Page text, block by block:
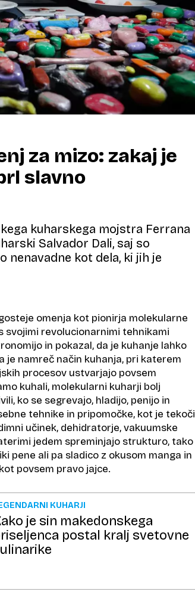
za mizo: zakaj je
slavno
kuharskega mojstra Ferrana
Salvador Dali, saj so
nenavadne kot dela, ki jih je
omenja kot pionirja molekularne
svojimi revolucionarnimi tehnikami
in pokazal, da je kuhanje lahko
je namreč način kuhanja, pri katerem
procesov ustvarjajo povsem
kuhali, molekularni kuharji bolj
ko se segrevajo, hladijo, penijo in
tehnike in pripomočke, kot je tekoči
učinek, dehidratorje, vakuumske
jedem spreminjajo strukturo, tako
pene ali pa sladico z okusom manga in
povsem pravo jajce.
KUHARJI
je sin makedonskega
postal kralj svetovne